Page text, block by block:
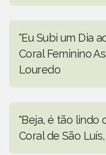
"Eu Subi um Dia
Coral Feminino
Louredo
"Beja, é tão lindo
Coral de São